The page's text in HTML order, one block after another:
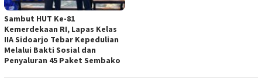
Sambut HUT Ke-81
Kemerdekaan RI, Lapas Kelas
IIA Sidoarjo Tebar Kepedulian
Melalui Bakti Sosial dan
Penyaluran 45 Paket Sembako